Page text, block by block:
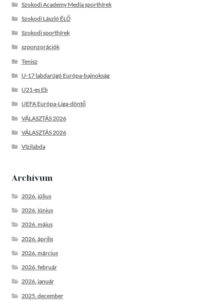
Szokodi Academy Media sporthírek
Szokodi László ÉLŐ
Szokodi sporthírek
szponzorációk
Tenisz
U-17 labdarúgó Európa-bajnokság
U21-es Eb
UEFA Európa-Liga-döntő
VÁLASZTÁS 2026
VÁLASZTÁS 2026
Vízilabda
Archívum
2026. július
2026. június
2026. május
2026. április
2026. március
2026. február
2026. január
2025. december